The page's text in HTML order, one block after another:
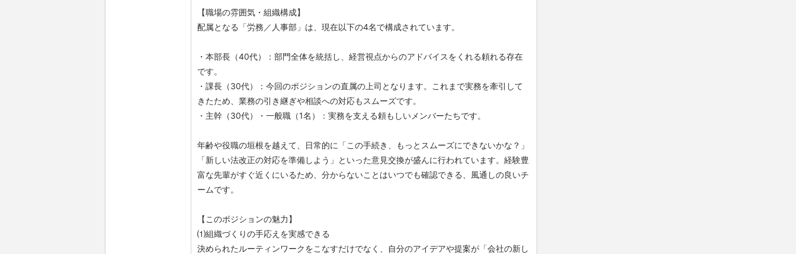
【職場の雰囲気・組織構成】
配属となる「労務／人事部」は、現在以下の4名で構成されています。
・本部長（40代）：部門全体を統括し、経営視点からのアドバイスをくれる頼れる存在
です。
・課長（30代）：今回のポジションの直属の上司となります。これまで実務を牽引して
きたため、業務の引き継ぎや相談への対応もスムーズです。
・主幹（30代）・一般職（1名）：実務を支える頼もしいメンバーたちです。
年齢や役職の垣根を越えて、日常的に「この手続き、もっとスムーズにできないかな？」
「新しい法改正の対応を準備しよう」といった意見交換が盛んに行われています。経験豊
富な先輩がすぐ近くにいるため、分からないことはいつでも確認できる、風通しの良いチ
ームです。
【このポジションの魅力】
⑴組織づくりの手応えを実感できる
決められたルーティンワークをこなすだけでなく、自分のアイデアや提案が「会社の新し